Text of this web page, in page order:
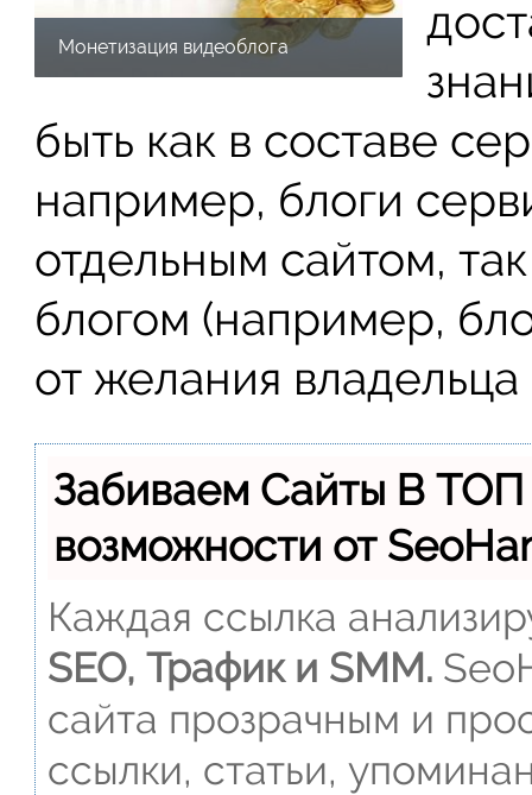
Монетизация видеоблога
быть как в составе
например, блоги
отдельным сайтом,
блогом (например,
от желания владельца
Забиваем Сайты В
возможности от
Каждая ссылка
SEO, Трафик и SMM.
сайта прозрачным и
ссылки, статьи,